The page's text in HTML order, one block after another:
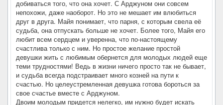
добиваться того, что она хочет. С Арджуном они совсем
непохожи, даже наоборот. Но это не мешает им влюбиться
друг в друга. Майя понимает, что парня, с которым свела её
судьба, она отпускать больше не хочет. Более того, Майя его
любит всем сердцем и уверенна, что по-настоящему
счастлива только с ним. Но простое желание простой
девушки жить с любимым обернется для молодых людей еще
теми трудностями! Ведь в жизни ничего просто так не бывает,
и судьба всегда подстраивает много козней на пути к
счастью. Но целеустремленная девушка готова бороться за
свое счастье вместе с Арджуном.
Двоим молодым придется нелегко, им нужно будет искать